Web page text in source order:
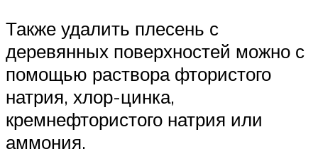
Также удалить плесень с
деревянных поверхностей можно с
помощью раствора фтористого
натрия, хлор-цинка,
кремнефтористого натрия или
аммония.